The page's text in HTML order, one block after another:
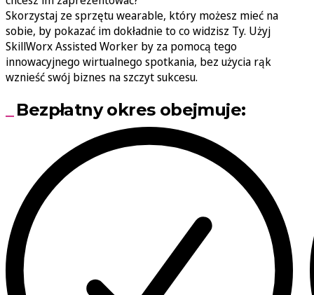
Skorzystaj ze sprzętu wearable, który możesz mieć na
sobie, by pokazać im dokładnie to co widzisz Ty. Użyj
SkillWorx Assisted Worker by za pomocą tego
innowacyjnego wirtualnego spotkania, bez użycia rąk
wznieść swój biznes na szczyt sukcesu.
Bezpłatny okres obejmuje: